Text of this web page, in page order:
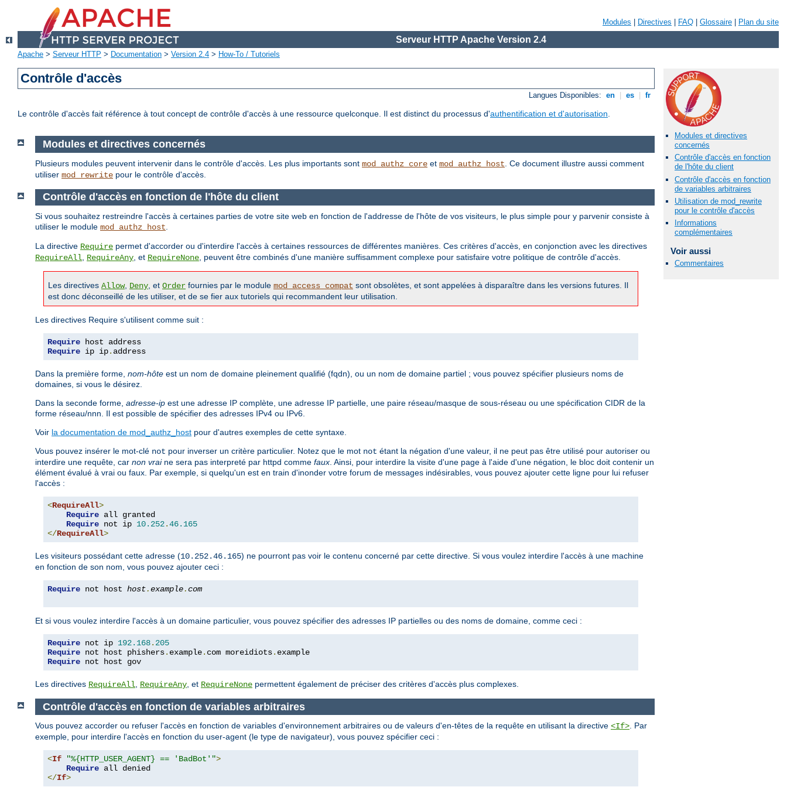
Modules Directives FAQ Glossaire Plan du site
Serveur HTTP Apache Version 2.4
Apache > Serveur HTTP > Documentation > Version 2.4 > How-To / Tutoriels
Contrôle d'accès
Langues Disponibles: en es fr
Le contrôle d'accès fait référence à tout concept de contrôle d'accès à une ressource quelconque. Il est distinct du processus d'authentification et d'autorisation.
Modules et directives
concernés
Contrôle d'accès en fonction
de l'hôte du client
Contrôle d'accès en fonction
de variables arbitraires
Utilisation de mod_rewrite
pour le contrôle d'accès
Informations
complémentaires
Voir aussi
Commentaires
Modules et directives concernés
Plusieurs modules peuvent intervenir dans le contrôle d'accès. Les plus importants sont mod_authz_core et mod_authz_host . Ce document illustre aussi comment
utiliser mod_rewrite pour le contrôle d'accès.
Contrôle d'accès en fonction de l'hôte du client
Si vous souhaitez restreindre l'accès à certaines parties de votre site web en fonction de l'addresse de l'hôte de vos visiteurs, le plus simple pour y parvenir consiste à
utiliser le module mod_authz_host
La directive Require permet d'accorder ou d'interdire l'accès à certaines ressources de différentes manières. Ces critères d'accès, en conjonction avec les directives
RequireAll RequireAny , et RequireNone , peuvent être combinés d'une manière suffisamment complexe pour satisfaire votre politique de contrôle d'accès.
Les directives Allow, Deny , et Order fournies par le module mod_access_compat sont obsolètes, et sont appelées à disparaître dans les versions futures. Il
est donc déconseillé de les utiliser, et de se fier aux tutoriels qui recommandent leur utilisation.
Les directives Require s'utilisent comme suit :
Require
Require ip ip. address
Dans la première forme, nom-hôte est un nom de domaine pleinement qualifié (fqdn), ou un nom de domaine partiel ; vous pouvez spécifier plusieurs noms de
domaines, si vous le désirez.
Dans la seconde forme, adresse-ip est une adresse IP complète, une adresse IP partielle, une paire réseau/masque de sous-réseau ou une spécification CIDR de la
forme réseau/nnn. Il est possible de spécifier des adresses IPv4 ou IPv6.
Voir la documentation de mod_authz_host pour d'autres exemples de cette syntaxe.
Vous pouvez insérer le mot-clé not pour inverser un critère particulier. Notez que le mot not étant la négation d'une valeur, il ne peut pas être utilisé pour autoriser ou
interdire une requête, car non vraine sera pas interpreté par httpd comme faux . Ainsi, pour interdire la visite d'une page à l'aide d'une négation, le bloc doit contenir un
élément évalué à vrai ou faux. Par exemple, si quelqu'un est en train d'inonder votre forum de messages indésirables, vous pouvez ajouter cette ligne pour lui refuser
l'accès :
<RequireAll>
Require all granted
Require not ip 10.252.46.165
</RequireAll>
Les visiteurs possédant cette adresse (10.252.46.165) ne pourront pas voir le contenu concerné par cette directive. Si vous voulez interdire l'accès à une machine
en fonction de son nom, vous pouvez ajouter ceci :
Require not host host.example.com
Et si vous voulez interdire l'accès à un domaine particulier, vous pouvez spécifier des adresses IP partielles ou des noms de domaine, comme ceci :
Require not ip 192.168. 205
Require not host phishers. example. com moreidiots.
Require not host gov
Les directives RequireAll RequireAny , et RequireNone permettent également de préciser des critères d'accès plus complexes.
Contrôle d'accès en fonction de variables arbitraires
Vous pouvez accorder ou refuser l'accès en fonction de variables d'environnement arbitraires ou de valeurs d'en-têtes de la requête en utilisant la directive <If>. Par
exemple, pour interdire l'accès en fonction du user-agent (le type de navigateur), vous pouvez spécifier ceci :
<If "%{HTTP_USER_AGENT} == 'BadBot'">
Require
</If>